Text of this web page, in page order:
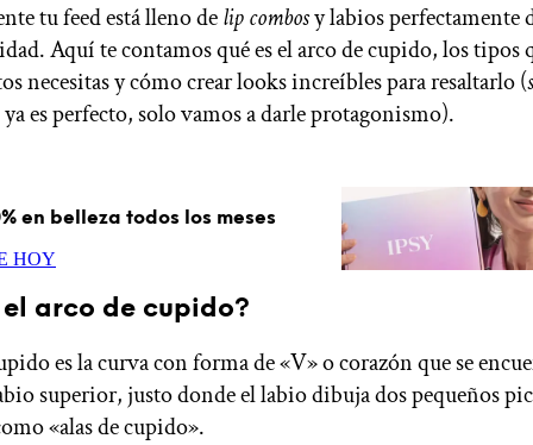
ÚNETE A IPSY
Cerrar sesión
tu feed está lleno delip combosy labios perfectamente
Aquí te contamos qué es el arco de cupido, los tipos
necesitas y cómo crear looks increíbles para resaltarlo (
es perfecto, solo vamos a darle protagonismo).
en belleza todos los meses
HOY
el arco de cupido?
es la curva con forma de «V» o corazón que se
superior, justo donde el labio dibuja dos pequeños
«alas de cupido».